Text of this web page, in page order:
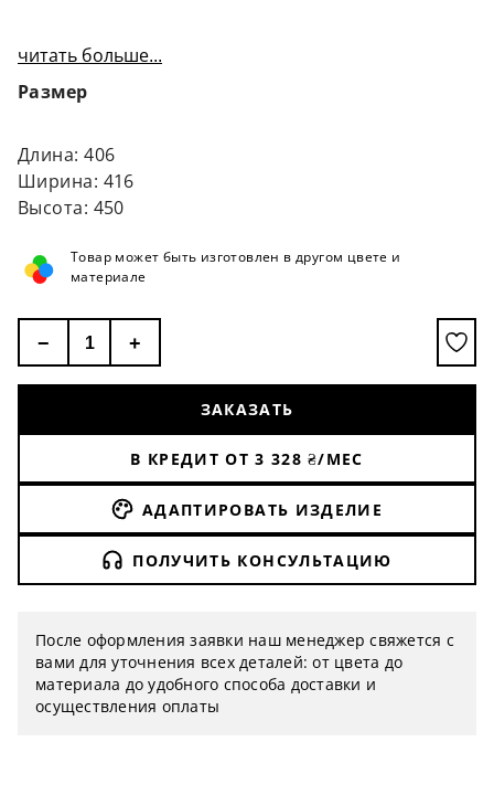
читать больше...
Размер
Длина: 406
Ширина: 416
Высота: 450
Товар может быть изготовлен в другом цвете и
материале
− +
ЗАКАЗАТЬ
В КРЕДИТ ОТ 3 328 ₴/МЕС
АДАПТИРОВАТЬ ИЗДЕЛИЕ
ПОЛУЧИТЬ КОНСУЛЬТАЦИЮ
После оформления заявки наш менеджер свяжется с
вами для уточнения всех деталей: от цвета до
материала до удобного способа доставки и
осуществления оплаты